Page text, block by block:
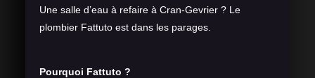
Une salle d’eau à refaire à Cran-Gevrier ? Le
plombier Fattuto est dans les parages.
Pourquoi Fattuto ?